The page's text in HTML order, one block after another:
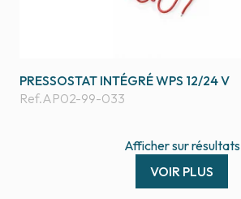
PRESSOSTAT INTÉGRÉ WPS 12/24 V
Ref.AP02-99-033
Affichersurrésultats
VOIR PLUS